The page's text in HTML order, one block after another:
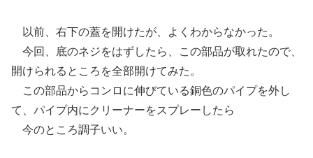
以前、右下の蓋を開けたが、よくわからなかった。
今回、底のネジをはずしたら、この部品が取れたので、
開けられるところを全部開けてみた。
この部品からコンロに伸びている銅色のパイプを外し
て、パイプ内にクリーナーをスプレーしたら
今のところ調子いい。